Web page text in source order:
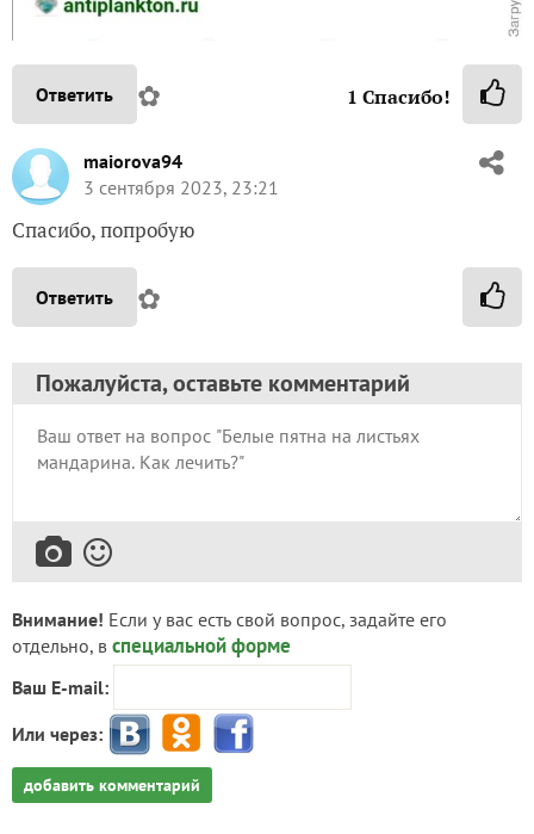
Ответить ✿ 1 Спасибо!
maiorova94
3 сентября 2023, 23:21
Спасибо, попробую
Ответить ✿
Пожалуйста, оставьте комментарий
Внимание! Если у вас есть свой вопрос, задайте его
отдельно, в специальной форме
Ваш E-mail:
Или через:
добавить комментарий